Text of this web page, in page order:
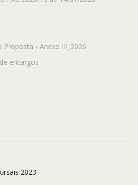
- Anexo III_2026
encargos
2023